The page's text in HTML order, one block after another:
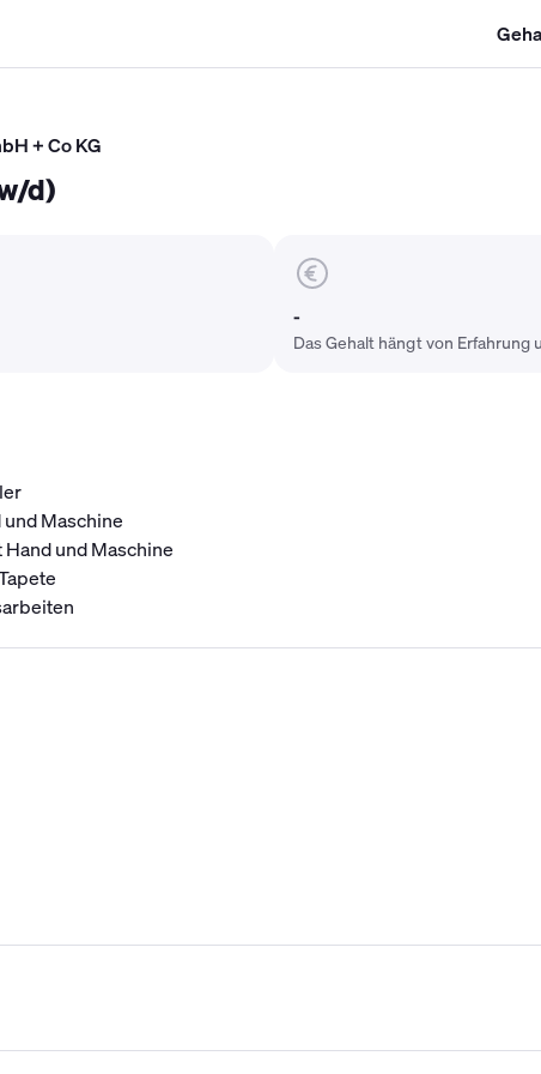
+ Co KG
d)
-
Das Gehalt hängt von Erfahrung
Maschine
und Maschine